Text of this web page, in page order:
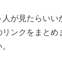
が見たらいい
ンクをまとめ